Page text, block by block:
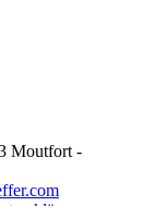
Moutfort -